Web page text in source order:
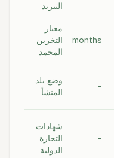
التبريد
months
معيار
التخزين
المجمد
-
وضع بلد
المنشأ
-
شهادات
التجارة
الدولية